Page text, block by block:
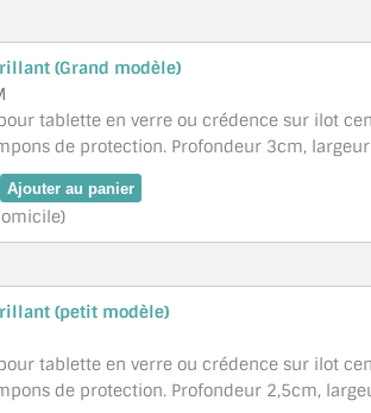
(Grand modèle)
tablette en verre ou crédence sur ilot
de protection. Profondeur 3cm,
(petit modèle)
tablette en verre ou crédence sur ilot
de protection. Profondeur 2,5cm,